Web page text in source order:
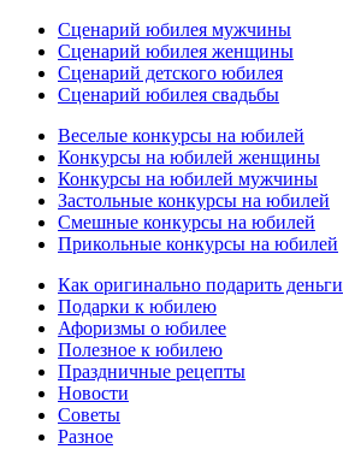
Сценарий юбилея мужчины
Сценарий юбилея женщины
Сценарий детского юбилея
Сценарий юбилея свадьбы
Веселые конкурсы на юбилей
Конкурсы на юбилей женщины
Конкурсы на юбилей мужчины
Застольные конкурсы на юбилей
Смешные конкурсы на юбилей
Прикольные конкурсы на юбилей
Как оригинально подарить деньги
Подарки к юбилею
Афоризмы о юбилее
Полезное к юбилею
Праздничные рецепты
Новости
Советы
Разное